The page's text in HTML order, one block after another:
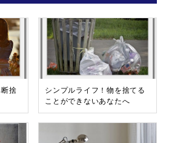
捨
シンプルライフ！物を捨てる
ことができないあなたへ